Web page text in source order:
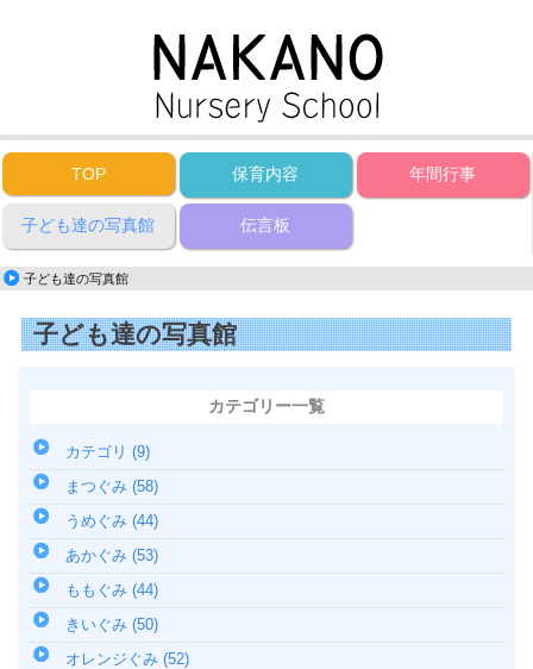
TOP 保育内容 年間行事
子ども達の写真館 伝言板
子ども達の写真館
子ども達の写真館
カテゴリー一覧
カテゴリ (9)
まつぐみ (58)
うめぐみ (44)
あかぐみ (53)
ももぐみ (44)
きいぐみ (50)
オレンジぐみ (52)